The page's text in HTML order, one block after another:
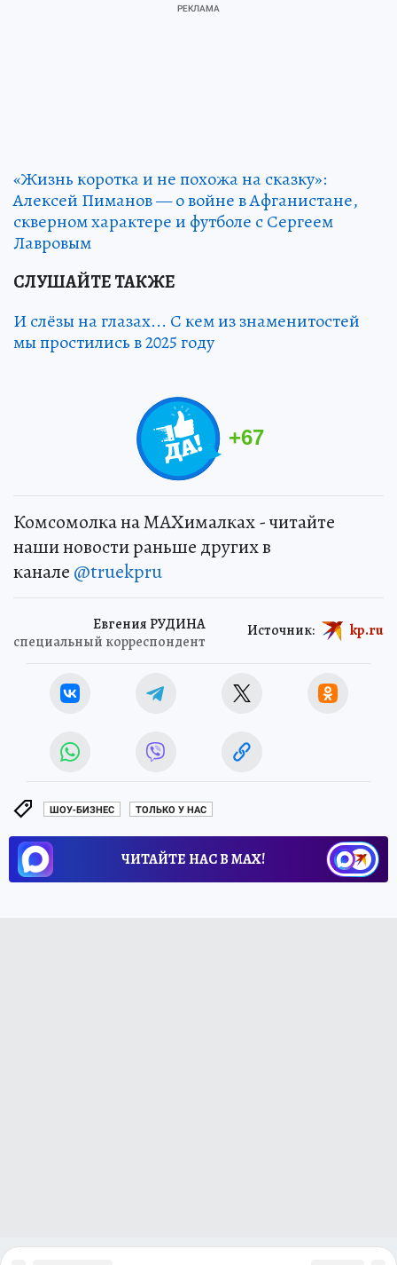
«Жизнь коротка и не похожа на сказку»:
Алексей Пиманов — о войне в Афганистане,
скверном характере и футболе с Сергеем
Лавровым
СЛУШАЙТЕ ТАКЖЕ
И слёзы на глазах... С кем из знаменитостей
мы простились в 2025 году
+67
Комсомолка на MAXималках - читайте
наши новости раньше других в
канале @truekpru
Евгения РУДИНА
специальный корреспондент
Источник: kp.ru
ШОУ-БИЗНЕС ТОЛЬКО У НАС
ЧИТАЙТЕ НАС В МАХ!